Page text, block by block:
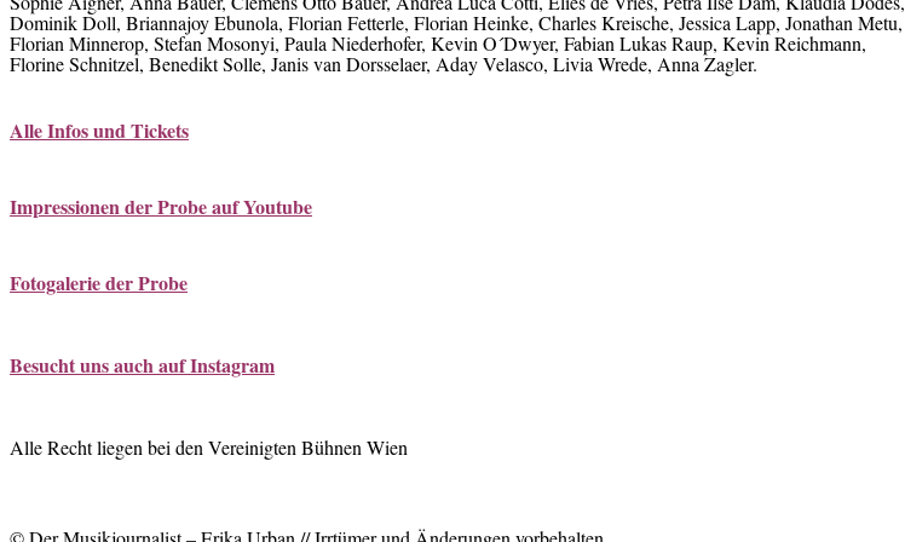
Dominik Doll, Briannajoy Ebunola, Florian Fetterle, Florian Heinke, Charles Kreische, Jessica Lapp, Jonathan Metu,
Florian Minnerop, Stefan Mosonyi, Paula Niederhofer, Kevin O´Dwyer, Fabian Lukas Raup, Kevin Reichmann,
Florine Schnitzel, Benedikt Solle, Janis van Dorsselaer, Aday Velasco, Livia Wrede, Anna Zagler.
Alle Infos und Tickets
Impressionen der Probe auf Youtube
Fotogalerie der Probe
Besucht uns auch auf Instagram
Alle Recht liegen bei den Vereinigten Bühnen Wien